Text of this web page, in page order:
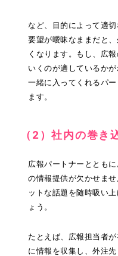
など、目的によって適切
要望が曖昧なままだと
くなります。もし、広
いくのが適しているか
一緒に入ってくれるパ
ます。
（2）社内の巻き
広報パートナーととも
の情報提供が欠かせま
ットな話題を随時吸い
ょう。
たとえば、広報担当者
に情報を収集し、外注